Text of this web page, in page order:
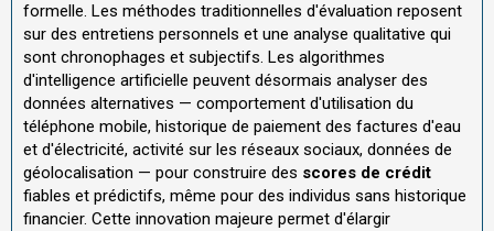
formelle. Les méthodes traditionnelles d'évaluation reposent
sur des entretiens personnels et une analyse qualitative qui
sont chronophages et subjectifs. Les algorithmes
d'intelligence artificielle peuvent désormais analyser des
données alternatives — comportement d'utilisation du
téléphone mobile, historique de paiement des factures d'eau
et d'électricité, activité sur les réseaux sociaux, données de
géolocalisation — pour construire des scores de crédit
fiables et prédictifs, même pour des individus sans historique
financier. Cette innovation majeure permet d'élargir